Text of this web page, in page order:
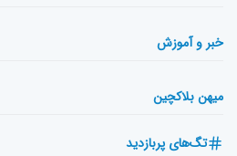
خبر و آموزش
میهن بلاکچین
تگ‌های پربازدید